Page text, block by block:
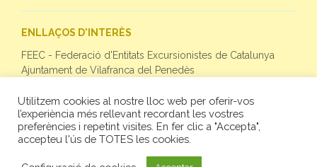
ENLLAÇOS D'INTERÈS
FEEC - Federació d'Entitats Excursionistes de Catalunya
Ajuntament de Vilafranca del Penedès
SEGUEIX-NOS
Facebook
Twitter
Instagram
Utilitzem cookies al nostre lloc web per oferir-vos
l’experiència més rellevant recordant les vostres
preferències i repetint visites. En fer clic a "Accepta",
accepteu l'ús de TOTES les cookies.